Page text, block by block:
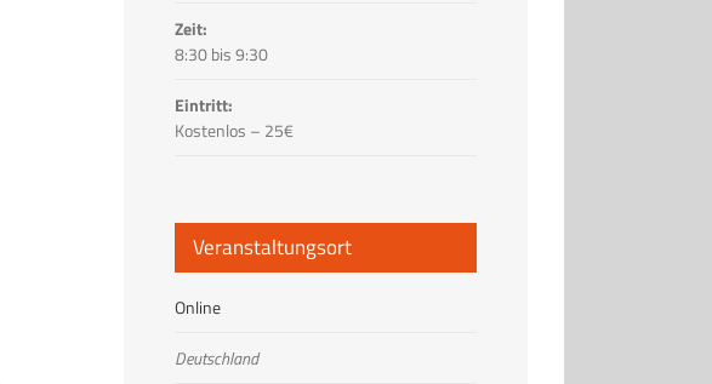
Zeit:
8:30 bis 9:30
Eintritt:
Kostenlos – 25€
Veranstaltungsort
Online
Deutschland